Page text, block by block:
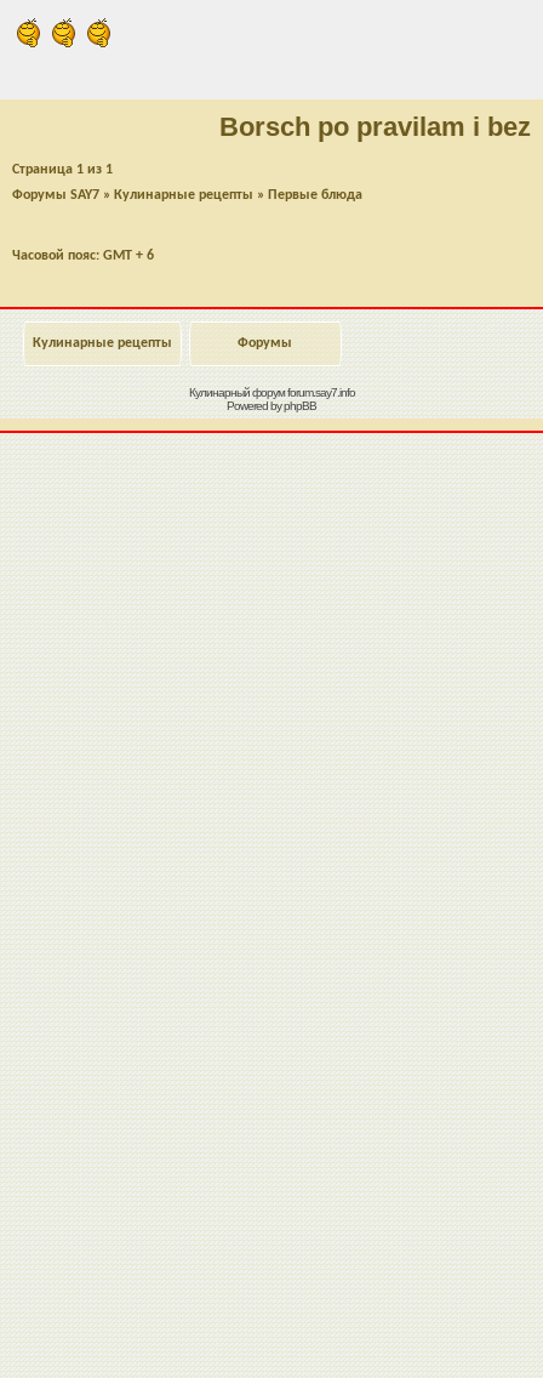
Borsch po pravilam i bez
Страница 1 из 1
Форумы SAY7 » Кулинарные рецепты » Первые блюда
Часовой пояс: GMT + 6
Кулинарные рецепты Форумы
Кулинарный форумforum.say7.info
Powered byphpBB